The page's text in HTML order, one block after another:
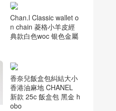
Chan.l Classic wallet o
n chain 菱格小羊皮經
典款白色woc 银色金屬
香奈兒飯盒包糾結大小
香港油麻地 CHANEL
新款 25c 飯盒包 黑金 h
obo